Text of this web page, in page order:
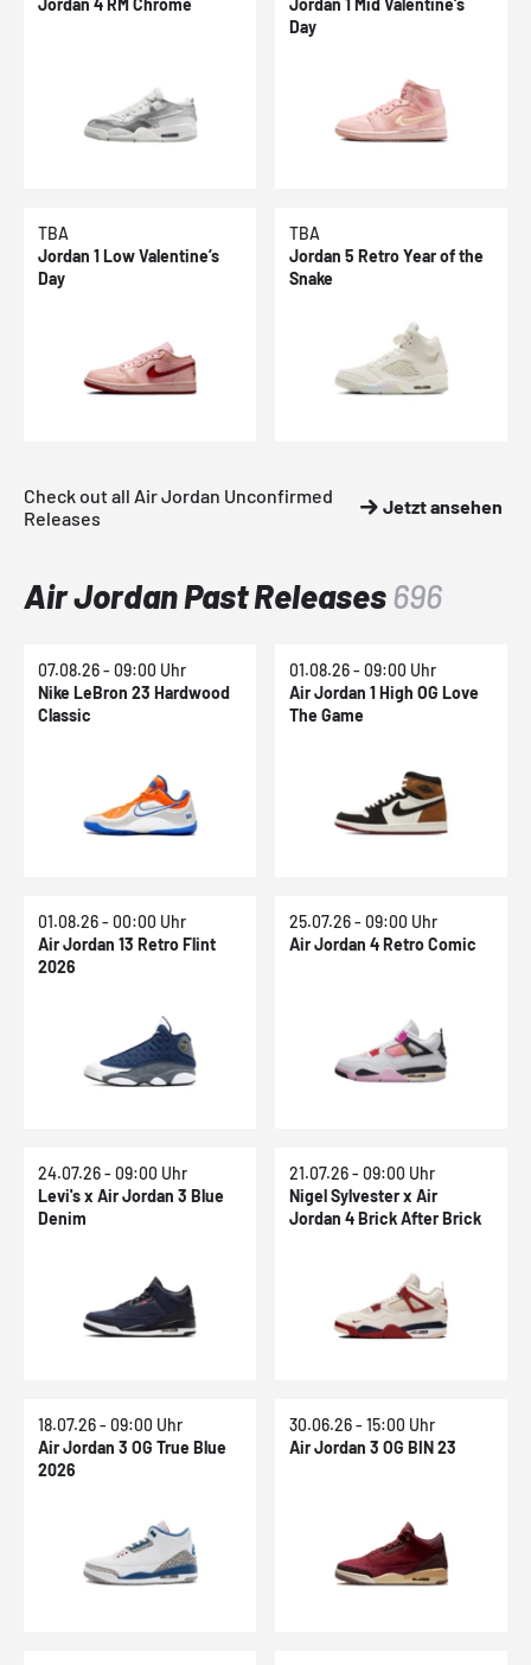
Jordan 4 RM Chrome
Jordan 1 Mid Valentine’s
Day
TBA
Jordan 1 Low Valentine’s
Day
TBA
Jordan 5 Retro Year of the
Snake
Check out all Air Jordan Unconfirmed
Releases
Jetzt ansehen
Air Jordan Past Releases696
07.08.26 - 09:00 Uhr
Nike LeBron 23 Hardwood
Classic
01.08.26 - 09:00 Uhr
Air Jordan 1 High OG Love
The Game
01.08.26 - 00:00 Uhr
Air Jordan 13 Retro Flint
2026
25.07.26 - 09:00 Uhr
Air Jordan 4 Retro Comic
24.07.26 - 09:00 Uhr
Levi's x Air Jordan 3 Blue
Denim
21.07.26 - 09:00 Uhr
Nigel Sylvester x Air
Jordan 4 Brick After Brick
18.07.26 - 09:00 Uhr
Air Jordan 3 OG True Blue
2026
30.06.26 - 15:00 Uhr
Air Jordan 3 OG BIN 23